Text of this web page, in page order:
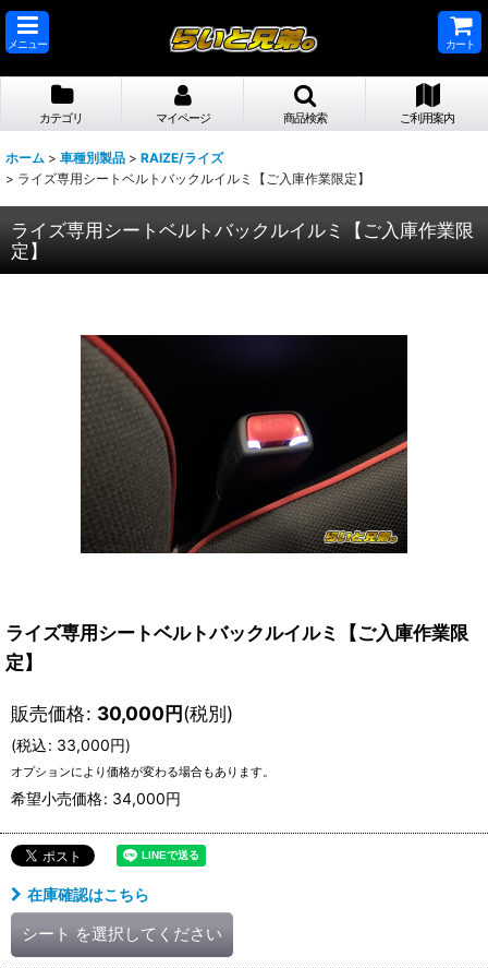
メニュー カート
カテゴリ マイページ 商品検索 ご利用案内
ホーム > 車種別製品 > RAIZE/ライズ
> ライズ専用シートベルトバックルイルミ【ご入庫作業限定】
ライズ専用シートベルトバックルイルミ【ご入庫作業限
定】
ライズ専用シートベルトバックルイルミ【ご入庫作業限
定】
販売価格: 30,000円(税別)
(税込: 33,000円)
オプションにより価格が変わる場合もあります。
希望小売価格: 34,000円
在庫確認はこちら
シート を選択してください